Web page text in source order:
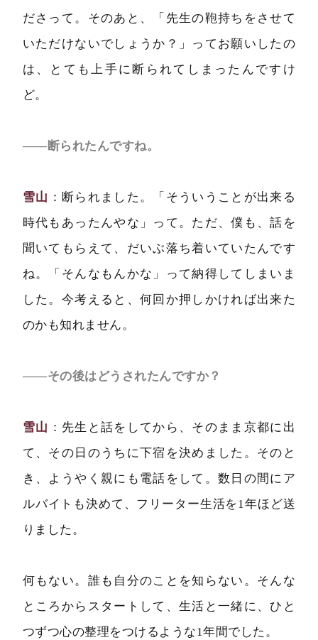
ださって。そのあと、「先生の鞄持ちをさせて
いただけないでしょうか？」ってお願いしたの
は、とても上手に断られてしまったんですけ
ど。
――断られたんですね。
雪山 ：断られました。「そういうことが出来る
時代もあったんやな」って。ただ、僕も、話を
聞いてもらえて、だいぶ落ち着いていたんです
ね。「そんなもんかな」って納得してしまいま
した。今考えると、何回か押しかければ出来た
のかも知れません。
――その後はどうされたんですか？
雪山 ：先生と話をしてから、そのまま京都に出
て、その日のうちに下宿を決めました。そのと
き、ようやく親にも電話をして。数日の間にア
ルバイトも決めて、フリーター生活を1年ほど送
りました。
何もない。誰も自分のことを知らない。そんな
ところからスタートして、生活と一緒に、ひと
つずつ心の整理をつけるような1年間でした。